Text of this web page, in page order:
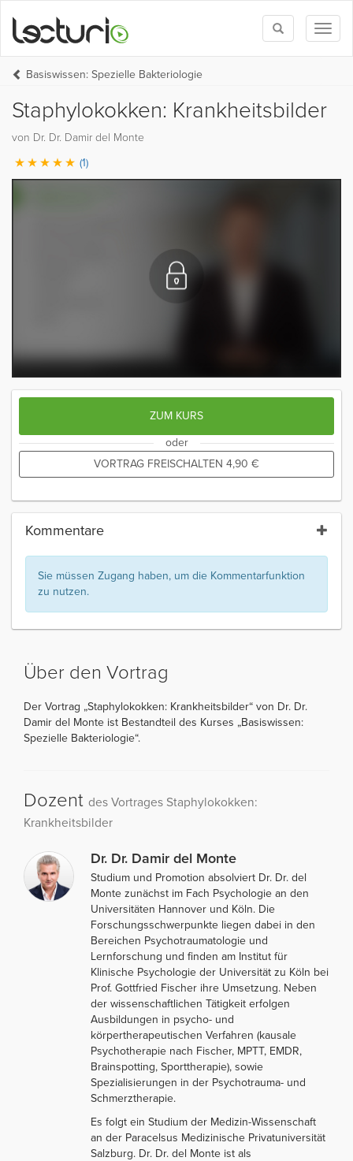
Toggle
search
Basiswissen: Spezielle Bakteriologie
Staphylokokken: Krankheitsbilder
von Dr. Dr. Damir del Monte
(1)
ZUM KURS
oder
VORTRAG FREISCHALTEN 4,90 €
Kommentare
Sie müssen Zugang haben, um die Kommentarfunktion
zu nutzen.
Über den Vortrag
Der Vortrag „Staphylokokken: Krankheitsbilder“ von Dr. Dr.
Damir del Monte ist Bestandteil des Kurses „Basiswissen:
Spezielle Bakteriologie“.
Dozent des Vortrages Staphylokokken:
Krankheitsbilder
Dr. Dr. Damir del Monte
Studium und Promotion absolviert Dr. Dr. del
Monte zunächst im Fach Psychologie an den
Universitäten Hannover und Köln. Die
Forschungsschwerpunkte liegen dabei in den
Bereichen Psychotraumatologie und
Lernforschung und finden am Institut für
Klinische Psychologie der Universität zu Köln bei
Prof. Gottfried Fischer ihre Umsetzung. Neben
der wissenschaftlichen Tätigkeit erfolgen
Ausbildungen in psycho- und
körpertherapeutischen Verfahren (kausale
Psychotherapie nach Fischer, MPTT, EMDR,
Brainspotting, Sporttherapie), sowie
Spezialisierungen in der Psychotrauma- und
Schmerztherapie.
Es folgt ein Studium der Medizin-Wissenschaft
an der Paracelsus Medizinische Privatuniversität
Salzburg. Dr. Dr. del Monte ist als